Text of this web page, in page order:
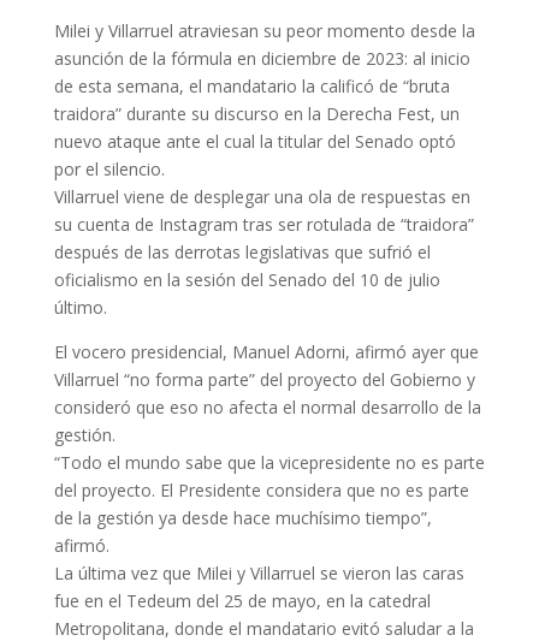
Milei y Villarruel atraviesan su peor momento desde la
asunción de la fórmula en diciembre de 2023: al inicio
de esta semana, el mandatario la calificó de “bruta
traidora” durante su discurso en la Derecha Fest, un
nuevo ataque ante el cual la titular del Senado optó
por el silencio.
Villarruel viene de desplegar una ola de respuestas en
su cuenta de Instagram tras ser rotulada de “traidora”
después de las derrotas legislativas que sufrió el
oficialismo en la sesión del Senado del 10 de julio
último.
El vocero presidencial, Manuel Adorni, afirmó ayer que
Villarruel “no forma parte” del proyecto del Gobierno y
consideró que eso no afecta el normal desarrollo de la
gestión.
“Todo el mundo sabe que la vicepresidente no es parte
del proyecto. El Presidente considera que no es parte
de la gestión ya desde hace muchísimo tiempo”,
afirmó.
La última vez que Milei y Villarruel se vieron las caras
fue en el Tedeum del 25 de mayo, en la catedral
Metropolitana, donde el mandatario evitó saludar a la